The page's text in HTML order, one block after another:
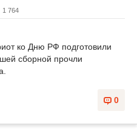
1 764
ко Дню РФ подготовили
сборной прочли
0